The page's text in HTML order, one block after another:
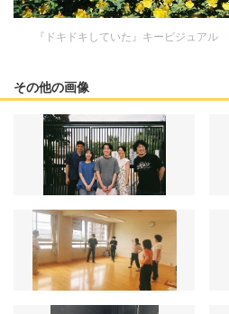
『ドキドキしていた』キービジュア
その他の画像